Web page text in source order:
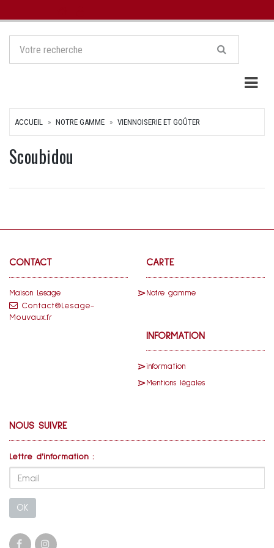
ACCUEIL NOTRE GAMME VIENNOISERIE ET GOÛTER
Scoubidou
CONTACT
Maison Lesage
Contact@Lesage-
Mouvaux.fr
CARTE
Notre gamme
INFORMATION
information
Mentions légales
NOUS SUIVRE
Lettre d'information :
OK